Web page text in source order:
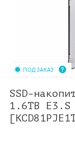
ПОД ЗАКАЗ
SSD-
1.6TB E3.S